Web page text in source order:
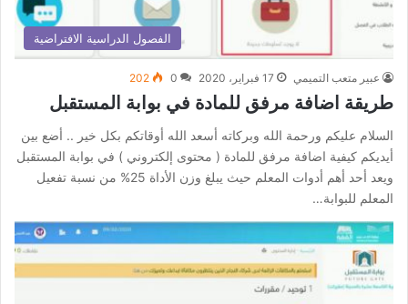
الفصول الدراسية الافتراضية
عبير متعب التميمي 17 فبراير، 2020 0
202
طريقة اضافة مرفق للمادة في بوابة المستقبل
السلام عليكم ورحمة الله وبركاته أسعد الله أوقاتكم بكل خير .. أضع بين
أيديكم كيفية اضافة مرفق للمادة ( محتوى إلكتروني ) في بوابة المستقبل
ويعد أحد أهم أدوات المعلم حيث يبلغ وزن الأداة 25% من نسبة تفعيل
المعلم للبوابة…